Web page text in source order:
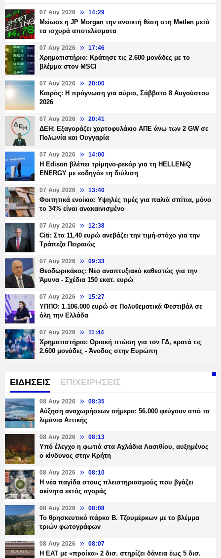
07 Αυγ 2026 14:29
Μείωσε η JP Morgan την ανοικτή θέση στη Metlen μετά
τα ισχυρά αποτελέσματα
07 Αυγ 2026 17:46
Χρηματιστήριο: Κράτησε τις 2.600 μονάδες με το
βλέμμα στον MSCI
07 Αυγ 2026 20:00
Καιρός: Η πρόγνωση για αύριο, Σάββατο 8 Αυγούστου
2026
07 Αυγ 2026 20:41
ΔΕΗ: Εξαγοράζει χαρτοφυλάκιο ΑΠΕ άνω των 2 GW σε
Πολωνία και Ουγγαρία
07 Αυγ 2026 14:00
Η Edison βλέπει τρίμηνο-ρεκόρ για τη HELLENiQ
ENERGY με «οδηγό» τη διύλιση
07 Αυγ 2026 13:40
Φοιτητικά ενοίκια: Υψηλές τιμές για παλιά σπίτια, μόνο
το 34% είναι ανακαινισμένο
07 Αυγ 2026 12:38
Citi: Στα 11,40 ευρώ ανεβάζει την τιμή-στόχο για την
Τράπεζα Πειραιώς
07 Αυγ 2026 09:33
Θεοδωρικάκος: Νέο αναπτυξιακό καθεστώς για την
Άμυνα - Σχέδια 150 εκατ. ευρώ
07 Αυγ 2026 15:27
ΥΠΠΟ: 1.106.000 ευρώ σε Πολυθεματικά Φεστιβάλ σε
όλη την Ελλάδα
07 Αυγ 2026 11:44
Χρηματιστήριο: Οριακή πτώση για τον ΓΔ, κρατά τις
2.600 μονάδες - Άνοδος στην Ευρώπη
ΕΙΔΗΣΕΙΣ ΕΠΙΧΕΙΡΗΣΕΙΣ
08 Αυγ 2026 08:35
Αύξηση αναχωρήσεων σήμερα: 56.000 φεύγουν από τα
λιμάνια Αττικής
08 Αυγ 2026 08:13
Υπό έλεγχο η φωτιά στα Αχλάδια Λασιθίου, αυξημένος
ο κίνδυνος στην Κρήτη
08 Αυγ 2026 08:10
Η νέα παγίδα στους πλειστηριασμούς που βγάζει
ακίνητα εκτός αγοράς
08 Αυγ 2026 08:08
Το θρησκευτικό πάρκο Β. Τζουμέρκων με το βλέμμα
τριών φωτογράφων
08 Αυγ 2026 08:07
Η ΕΑΤ με «προίκα» 2 δισ. στηρίζει δάνεια έως 5 δισ.